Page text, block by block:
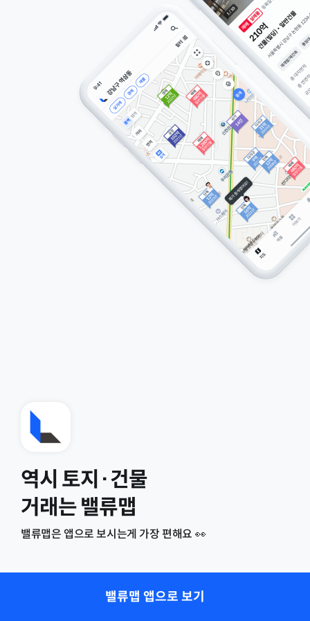
역시 토지·건물
거래는 밸류맵
밸류맵은 앱으로 보시는게 가장 편해요 👀
밸류맵 앱으로 보기